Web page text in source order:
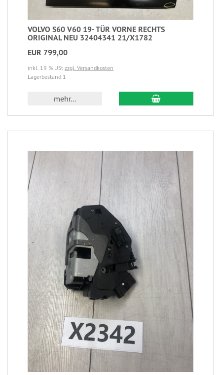
VOLVO S60 V60 19- TÜR VORNE RECHTS
ORIGINAL NEU 32404341 21/X1782
EUR 799,00
inkl. 19 % USt zzgl. Versandkosten
Lagerbestand 1
mehr...